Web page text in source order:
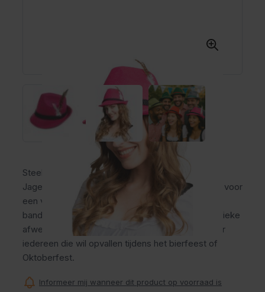
Steel de show tijdens het Oktoberfest met het
Jagershoedje Tirol roze! De felle roze kleur zorgt voor
een vrolijke en unieke uitstraling, terwijl de zwarte
band en decoratieve veer het geheel een authentieke
afwerking geven. Dit unisex model is perfect voor
iedereen die wil opvallen tijdens het bierfeest of
Oktoberfest.
Informeer mij wanneer dit product op voorraad is